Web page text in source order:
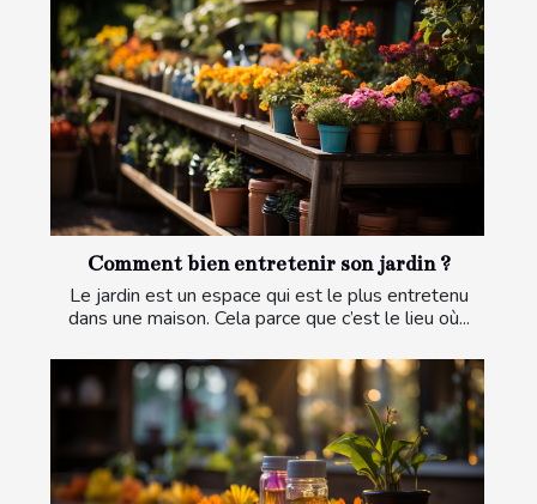
Comment bien entretenir son jardin ?
Le jardin est un espace qui est le plus entretenu
dans une maison. Cela parce que c’est le lieu où...